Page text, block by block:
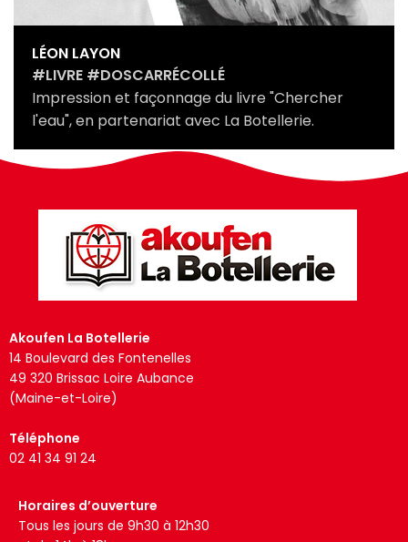
LÉON LAYON
#LIVRE #DOSCARRÉCOLLÉ
Impression et façonnage du livre "Chercher
l'eau", en partenariat avec La Botellerie.
Akoufen La Botellerie
14 Boulevard des Fontenelles
49 320 Brissac Loire Aubance
(Maine-et-Loire)
Téléphone
02 41 34 91 24
Horaires d’ouverture
Tous les jours de 9h30 à 12h30